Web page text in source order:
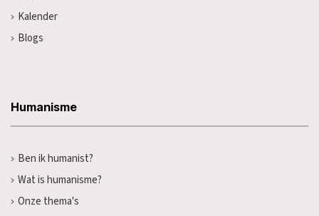
Kalender
Blogs
Humanisme
Ben ik humanist?
Wat is humanisme?
Onze thema's